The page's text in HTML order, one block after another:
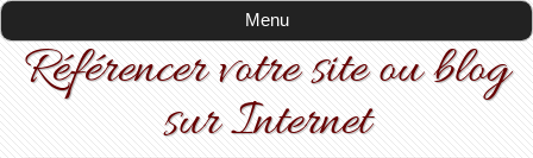
Menu
Référencer votre site ou blog
sur Internet